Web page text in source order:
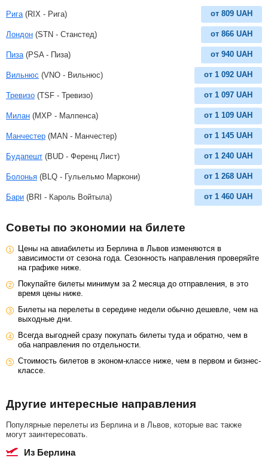
Рига (RIX - Рига) от 809 UAH
Лондон (STN - Станстед) от 866 UAH
Пиза (PSA - Пиза) от 940 UAH
Вильнюс (VNO - Вильнюс) от 1 092 UAH
Тревизо (TSF - Тревизо) от 1 097 UAH
Милан (MXP - Малпенса) от 1 109 UAH
Манчестер (MAN - Манчестер) от 1 145 UAH
Будапешт (BUD - Ференц Лист) от 1 240 UAH
Болонья (BLQ - Гульельмо Маркони) от 1 268 UAH
Бари (BRI - Кароль Войтыла) от 1 460 UAH
Советы по экономии на билете
Цены на авиабилеты из Берлина в Львов изменяются в
зависимости от сезона года. Сезонность направления проверяйте
на графике ниже.
Покупайте билеты минимум за 2 месяца до отправления, в это
время цены ниже.
Билеты на перелеты в середине недели обычно дешевле, чем на
выходные дни.
Всегда выгодней сразу покупать билеты туда и обратно, чем в
оба направления по отдельности.
Стоимость билетов в эконом-классе ниже, чем в первом и бизнес-
классе.
Другие интересные направления
Популярные перелеты из Берлина и в Львов, которые вас также
могут заинтересовать.
из Берлина